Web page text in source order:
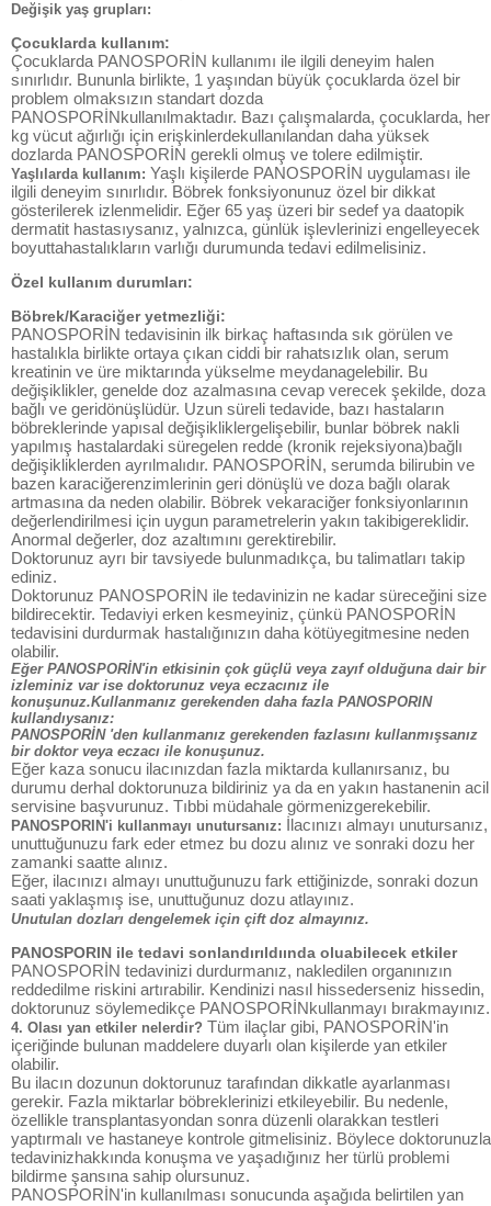
Değişik yaş grupları:
Çocuklarda kullanım:
Çocuklarda PANOSPORİN kullanımı ile ilgili deneyim halen
sınırlıdır. Bununla birlikte, 1 yaşından büyük çocuklarda özel bir
problem olmaksızın standart dozda
PANOSPORİNkullanılmaktadır. Bazı çalışmalarda, çocuklarda, her
kg vücut ağırlığı için erişkinlerdekullanılandan daha yüksek
dozlarda PANOSPORİN gerekli olmuş ve tolere edilmiştir.
Yaşlılarda kullanım: Yaşlı kişilerde PANOSPORİN uygulaması ile
ilgili deneyim sınırlıdır. Böbrek fonksiyonunuz özel bir dikkat
gösterilerek izlenmelidir. Eğer 65 yaş üzeri bir sedef ya daatopik
dermatit hastasıysanız, yalnızca, günlük işlevlerinizi engelleyecek
boyuttahastalıkların varlığı durumunda tedavi edilmelisiniz.
Özel kullanım durumları:
Böbrek/Karaciğer yetmezliği:
PANOSPORİN tedavisinin ilk birkaç haftasında sık görülen ve
hastalıkla birlikte ortaya çıkan ciddi bir rahatsızlık olan, serum
kreatinin ve üre miktarında yükselme meydanagelebilir. Bu
değişiklikler, genelde doz azalmasına cevap verecek şekilde, doza
bağlı ve geridönüşlüdür. Uzun süreli tedavide, bazı hastaların
böbreklerinde yapısal değişikliklergelişebilir, bunlar böbrek nakli
yapılmış hastalardaki süregelen redde (kronik rejeksiyona)bağlı
değişikliklerden ayrılmalıdır. PANOSPORİN, serumda bilirubin ve
bazen karaciğerenzimlerinin geri dönüşlü ve doza bağlı olarak
artmasına da neden olabilir. Böbrek vekaraciğer fonksiyonlarının
değerlendirilmesi için uygun parametrelerin yakın takibigereklidir.
Anormal değerler, doz azaltımını gerektirebilir.
Doktorunuz ayrı bir tavsiyede bulunmadıkça, bu talimatları takip
ediniz.
Doktorunuz PANOSPORİN ile tedavinizin ne kadar süreceğini size
bildirecektir. Tedaviyi erken kesmeyiniz, çünkü PANOSPORİN
tedavisini durdurmak hastalığınızın daha kötüyegitmesine neden
olabilir.
Eğer PANOSPORİN'in etkisinin çok güçlü veya zayıf olduğuna dair bir
izleminiz var ise doktorunuz veya eczacınız ile
konuşunuz.Kullanmanız gerekenden daha fazla PANOSPORIN
kullandıysanız:
PANOSPORİN 'den kullanmanız gerekenden fazlasını kullanmışsanız
bir doktor veya eczacı ile konuşunuz.
Eğer kaza sonucu ilacınızdan fazla miktarda kullanırsanız, bu
durumu derhal doktorunuza bildiriniz ya da en yakın hastanenin acil
servisine başvurunuz. Tıbbi müdahale görmenizgerekebilir.
PANOSPORIN'i kullanmayı unutursanız: İlacınızı almayı unutursanız,
unuttuğunuzu fark eder etmez bu dozu alınız ve sonraki dozu her
zamanki saatte alınız.
Eğer, ilacınızı almayı unuttuğunuzu fark ettiğinizde, sonraki dozun
saati yaklaşmış ise, unuttuğunuz dozu atlayınız.
Unutulan dozları dengelemek için çift doz almayınız.
PANOSPORIN ile tedavi sonlandırıldıında oluabilecek etkiler
PANOSPORİN tedavinizi durdurmanız, nakledilen organınızın
reddedilme riskini artırabilir. Kendinizi nasıl hissederseniz hissedin,
doktorunuz söylemedikçe PANOSPORİNkullanmayı bırakmayınız.
4. Olası yan etkiler nelerdir? Tüm ilaçlar gibi, PANOSPORİN'in
içeriğinde bulunan maddelere duyarlı olan kişilerde yan etkiler
olabilir.
Bu ilacın dozunun doktorunuz tarafından dikkatle ayarlanması
gerekir. Fazla miktarlar böbreklerinizi etkileyebilir. Bu nedenle,
özellikle transplantasyondan sonra düzenli olarakkan testleri
yaptırmalı ve hastaneye kontrole gitmelisiniz. Böylece doktorunuzla
tedavinizhakkında konuşma ve yaşadığınız her türlü problemi
bildirme şansına sahip olursunuz.
PANOSPORİN'in kullanılması sonucunda aşağıda belirtilen yan